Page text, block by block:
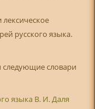
русского языка.
словари
языка В. И. Даля